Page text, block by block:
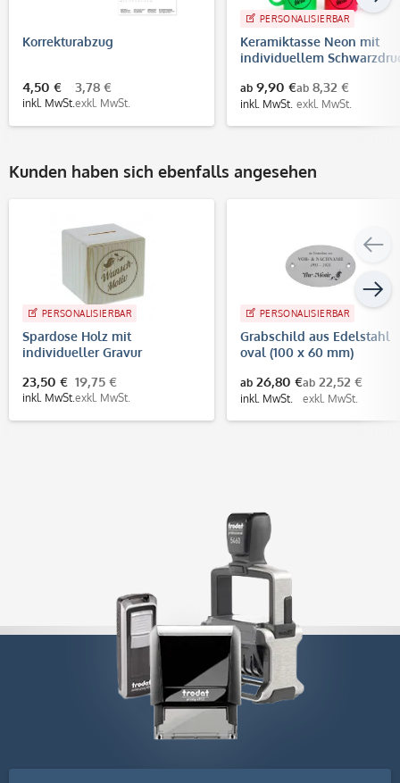
Korrekturabzug
4,50 €
inkl. MwSt.
3,78 €
exkl. MwSt.
PERSONALISIERBAR
Keramiktasse Neon mit
individuellem
ab 9,90 €
inkl. MwSt.
ab 8,32 €
exkl. MwSt.
Kunden haben sich ebenfalls angesehen
PERSONALISIERBAR
Spardose Holz mit
individueller Gravur
23,50 €
inkl. MwSt.
19,75 €
exkl. MwSt.
PERSONALISIERBAR
Grabschild aus Edelstahl
oval (100 x 60 mm)
ab 26,80 €
inkl. MwSt.
ab 22,52 €
exkl. MwSt.